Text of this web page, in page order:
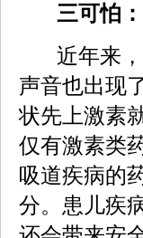
三可怕
近年来
声音也出现
状先上激素
仅有激素类
吸道疾病的
分。患儿疾